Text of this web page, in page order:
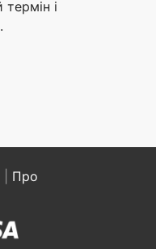
і
Про